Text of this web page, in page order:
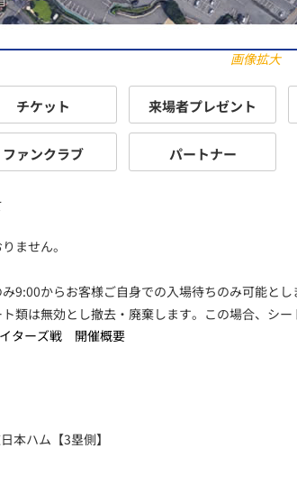
画像拡大
チケット 来場者プレゼント
ファンクラブ パートナー
ません。
9:00からお客様ご自身での入場待ちのみ可能と
類は無効とし撤去・廃棄します。この場合、シ
ターズ戦 開催概要
本ハム【3塁側】